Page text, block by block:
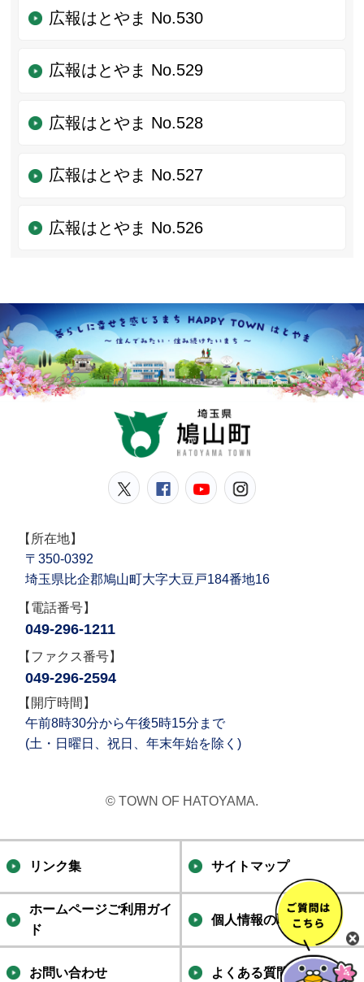
広報はとやま No.530
広報はとやま No.529
広報はとやま No.528
広報はとやま No.527
広報はとやま No.526
鳩山町公式Twitter
鳩山町公式Facebook
鳩山町公式
【所在地】
〒350-0392
埼玉県比企郡鳩山町大字大豆戸184番地16
【電話番号】
049-296-1211
【ファクス番号】
049-296-2594
【開庁時間】
午前8時30分から午後5時15分まで
(土・日曜日、祝日、年末年始を除く)
© TOWN OF HATOYAMA.
リンク集 サイトマップ
ホームページご利用ガイ
ド
個人情報の取り扱い
お問い合わせ よくある質問集